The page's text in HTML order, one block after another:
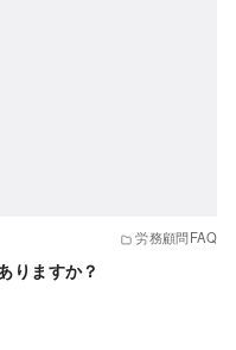
労務顧問FAQ
りますか？